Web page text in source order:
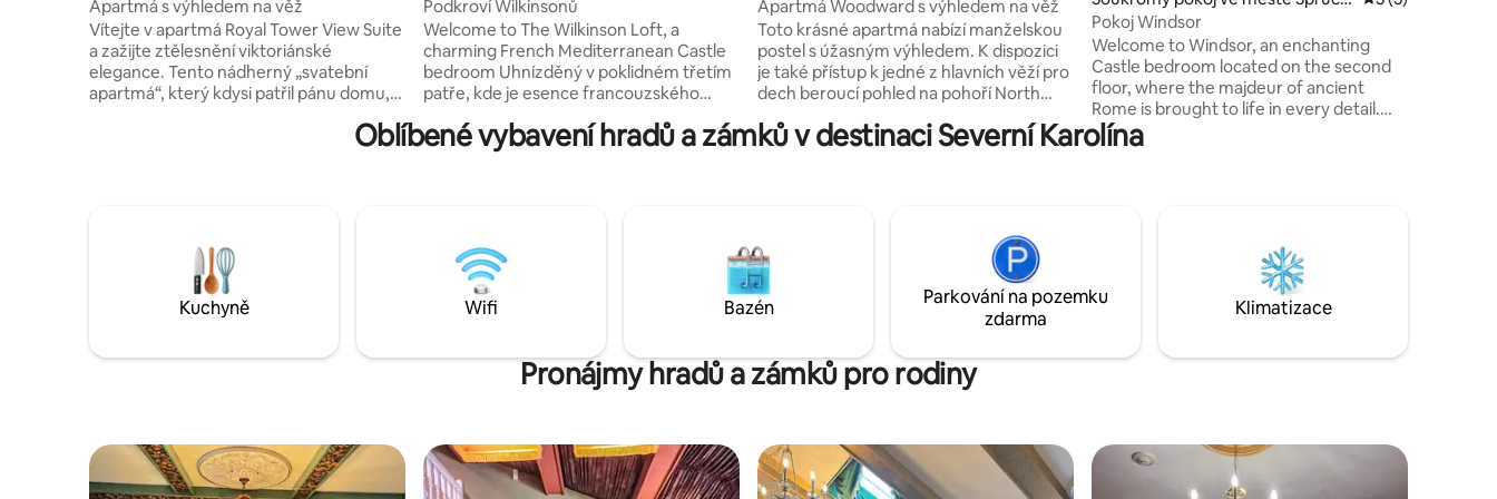
Apartmá s výhledem na věž
Vítejte v apartmá Royal Tower View Suite
a zažijte ztělesnění viktoriánské
elegance. Tento nádherný „svatební
apartmá“, který kdysi patřil pánu domu,
motivy. Toto luxusní útočiště je určeno až
nabízí jedinečný výhled na pohoří Blue
Ridge, Blue Ridge Parkway, Eastern
Continental Divide.
Podkroví Wilkinsonů
Welcome to The Wilkinson Loft, a
charming French Mediterranean Castle
bedroom Uhnízděný v poklidném třetím
patře, kde je esence francouzského
zachycena v každém detailu. This
spacious retreat accommodates up to
for two guests, ensure everyone enjoy a
quiet night 's rest.
Apartmá Woodward s výhledem na věž
Toto krásné apartmá nabízí manželskou
postel s úžasným výhledem. K dispozici
je také přístup k jedné z hlavních věží pro
dech beroucí pohled na pohoří North
královskou rodinu a dokonce má i
apartmá je jedno z nejlepších na hradě.
Pine
Pokoj Windsor
Welcome to Windsor, an enchanting
Castle bedroom located on the second
floor, where the majdeur of ancient
Rome is brought to life in every detail.
Jakmile vstoupíš do Windsoru, dostaneš
se do srdce starověkého Říma. Vysoké
Oblíbené vybavení hradů a zámků v destinaci Severní Karolína
Kuchyně Wifi Bazén
Parkování na pozemku
zdarma
Klimatizace
Pronájmy hradů a zámků pro rodiny